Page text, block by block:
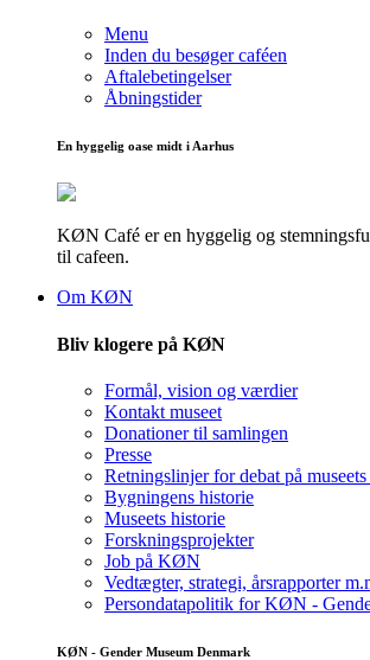
Menu
Inden du besøger caféen
Aftalebetingelser
Åbningstider
En hyggelig oase midt i Aarhus
KØN Café er en hyggelig og
til cafeen.
Om KØN
Bliv klogere på KØN
Formål, vision og værdier
Kontakt museet
Donationer til samlingen
Presse
Retningslinjer for debat på
Bygningens historie
Museets historie
Forskningsprojekter
Job på KØN
Vedtægter, strategi, årsrapporter
Persondatapolitik for KØN -
KØN - Gender Museum Denmark